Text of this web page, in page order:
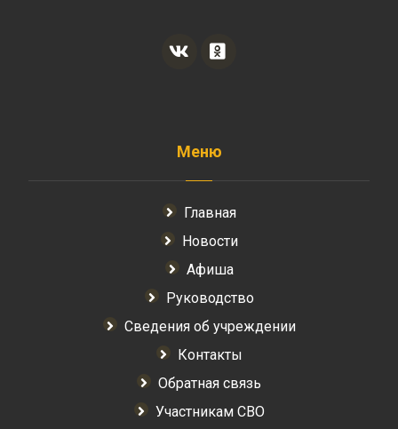
Меню
Главная
Новости
Афиша
Руководство
Сведения об учреждении
Контакты
Обратная связь
Участникам СВО